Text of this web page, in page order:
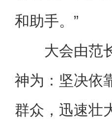
和助手。”
大会由范
神为：坚决依
群众，迅速壮